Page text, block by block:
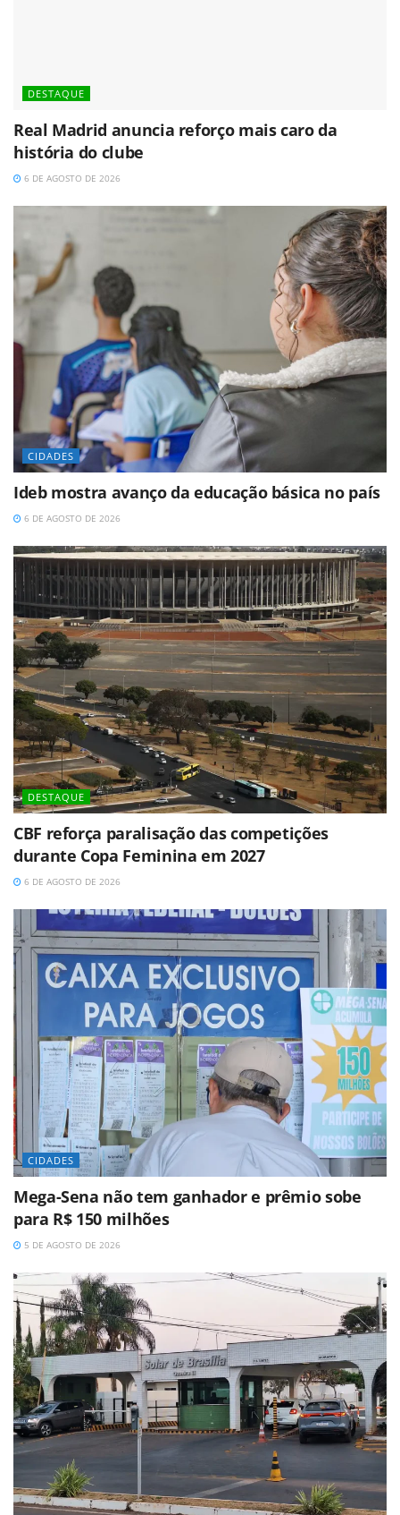
DESTAQUE
Real Madrid anuncia reforço mais caro da
história do clube
6 DE AGOSTO DE 2026
CIDADES
Ideb mostra avanço da educação básica no país
6 DE AGOSTO DE 2026
DESTAQUE
CBF reforça paralisação das competições
durante Copa Feminina em 2027
6 DE AGOSTO DE 2026
CIDADES
Mega-Sena não tem ganhador e prêmio sobe
para R$ 150 milhões
5 DE AGOSTO DE 2026